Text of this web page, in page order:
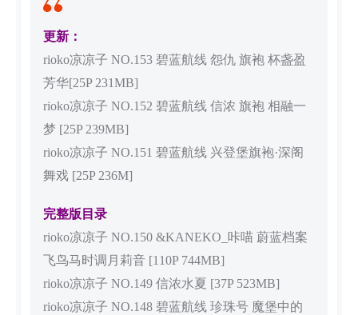
更新：
rioko凉凉子 NO.153 碧蓝航线 怨仇 旗袍 杯盏盈
芳华[25P 231MB]
rioko凉凉子 NO.152 碧蓝航线 信浓 旗袍 相融一
梦 [25P 239MB]
rioko凉凉子 NO.151 碧蓝航线 兴登堡旗袍·深阁
舞戏 [25P 236M]
完整版目录
rioko凉凉子 NO.150 &KANEKO_咔喵 蔚蓝档案
飞鸟马时调月莉音 [110P 744MB]
rioko凉凉子 NO.149 信浓水夏 [37P 523MB]
rioko凉凉子 NO.148 碧蓝航线 珍珠号 魔堡中的